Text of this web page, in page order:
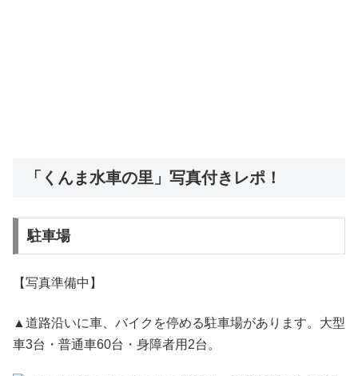
「くんま水車の里」写真付きレポ！
駐車場
【写真準備中】
▲道路沿いに車、バイクを停める駐車場があります。大型
車3台・普通車60台・身障者用2台。